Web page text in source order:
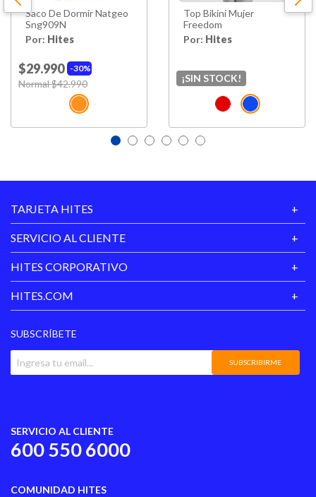
Saco De Dormir Natgeo
Sng909N
Por: Hites
30%
$29.990
Price reduced from
Normal $42.990
Top Bikini Mujer
Freedom
Por: Hites
¡SIN STOCK!
TARJETA HITES
SERVICIO AL CLIENTE
HITES CORPORATIVO
HITES.COM
SUBSCRÍBETE
SUBSCRIBIRME
SERVICIO AL CLIENTE
600 550 6000
COMUNIDAD HITES